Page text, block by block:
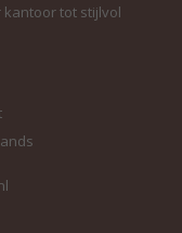
kantoor tot stijlvol